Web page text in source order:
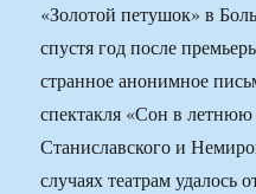
«Золотой петушок» в
спустя год после
странное анонимное
спектакля «Сон в
Станиславского и
случаях театрам удалось